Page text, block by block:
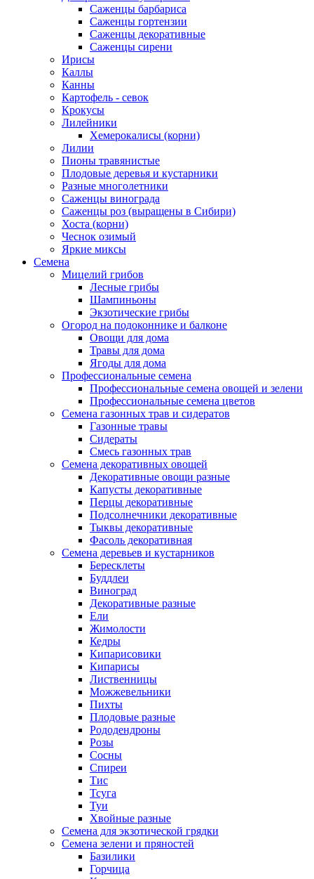
Саженцы барбариса
Саженцы гортензии
Саженцы декоративные
Саженцы сирени
Ирисы
Каллы
Канны
Картофель - севок
Крокусы
Лилейники
Хемерокалисы (корни)
Лилии
Пионы травянистые
Плодовые деревья и кустарники
Разные многолетники
Саженцы винограда
Саженцы роз (выращены в Сибири)
Хоста (корни)
Чеснок озимый
Яркие миксы
Семена
Мицелий грибов
Лесные грибы
Шампиньоны
Экзотические грибы
Огород на подоконнике и балконе
Овощи для дома
Травы для дома
Ягоды для дома
Профессиональные семена
Профессиональные семена овощей и зелени
Профессиональные семена цветов
Семена газонных трав и сидератов
Газонные травы
Сидераты
Смесь газонных трав
Семена декоративных овощей
Декоративные овощи разные
Капусты декоративные
Перцы декоративные
Подсолнечники декоративные
Тыквы декоративные
Фасоль декоративная
Семена деревьев и кустарников
Бересклеты
Буддлеи
Виноград
Декоративные разные
Ели
Жимолости
Кедры
Кипарисовики
Кипарисы
Лиственницы
Можжевельники
Пихты
Плодовые разные
Рододендроны
Розы
Сосны
Спиреи
Тис
Тсуга
Туи
Хвойные разные
Семена для экзотической грядки
Семена зелени и пряностей
Базилики
Горчица